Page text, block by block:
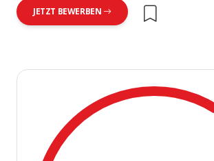
JETZT BEWERBEN